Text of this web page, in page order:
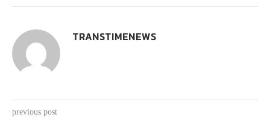
TRANSTIMENEWS
previous post